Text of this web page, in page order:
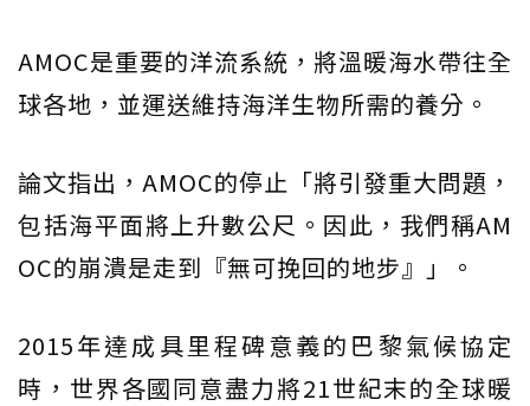
AMOC是重要的洋流系統，將溫暖海水帶往全
球各地，並運送維持海洋生物所需的養分。
論文指出，AMOC的停止「將引發重大問題，
包括海平面將上升數公尺。因此，我們稱AM
OC的崩潰是走到『無可挽回的地步』」。
2015年達成具里程碑意義的巴黎氣候協定
時，世界各國同意盡力將21世紀末的全球暖